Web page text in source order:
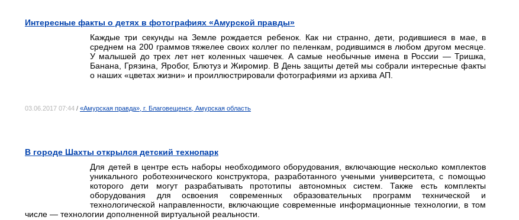
Интересные факты о детях в фотографиях «Амурской правды»
Каждые три секунды на Земле рождается ребенок. Как ни странно, дети, родившиеся в мае, в
среднем на 200 граммов тяжелее своих коллег по пеленкам, родившимся в любом другом месяце.
У малышей до трех лет нет коленных чашечек. А самые необычные имена в России — Тришка,
Банана, Грязина, Яробог, Блютуз и Жиромир. В День защиты детей мы собрали интересные факты
о наших «цветах жизни» и проиллюстрировали фотографиями из архива АП.
03.06.2017 07:44 / «Амурская правда», г. Благовещенск, Амурская область
В городе Шахты открылся детский технопарк
Для детей в центре есть наборы необходимого оборудования, включающие несколько комплектов
уникального роботехнического конструктора, разработанного учеными университета, с помощью
которого дети могут разрабатывать прототипы автономных систем. Также есть комплекты
оборудования для освоения современных образовательных программ технической и
технологической направленности, включающие современные информационные технологии, в том
числе — технологии дополненной виртуальной реальности.